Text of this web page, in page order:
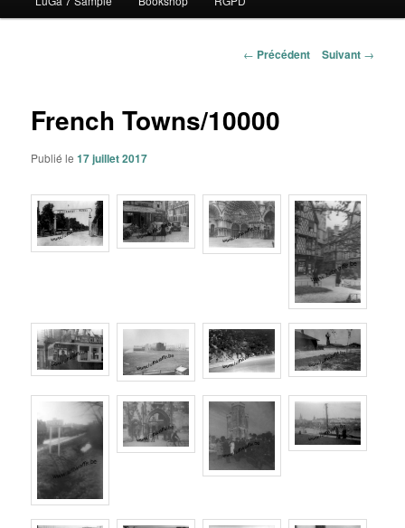
contenu
Navigation
← Précédent Suivant →
French Towns/10000
Publié le17 juillet 2017